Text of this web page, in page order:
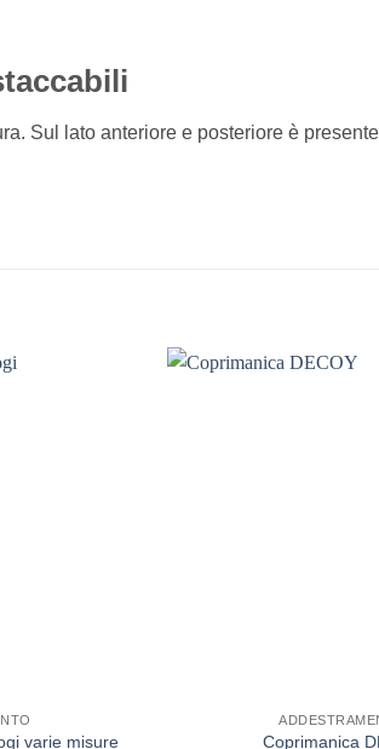
Sul lato anteriore e posteriore è
varie misure Coprimanica